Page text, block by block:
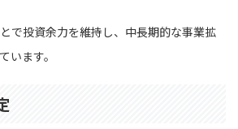
で投資余力を維持し、中長期的な事業拡
います。